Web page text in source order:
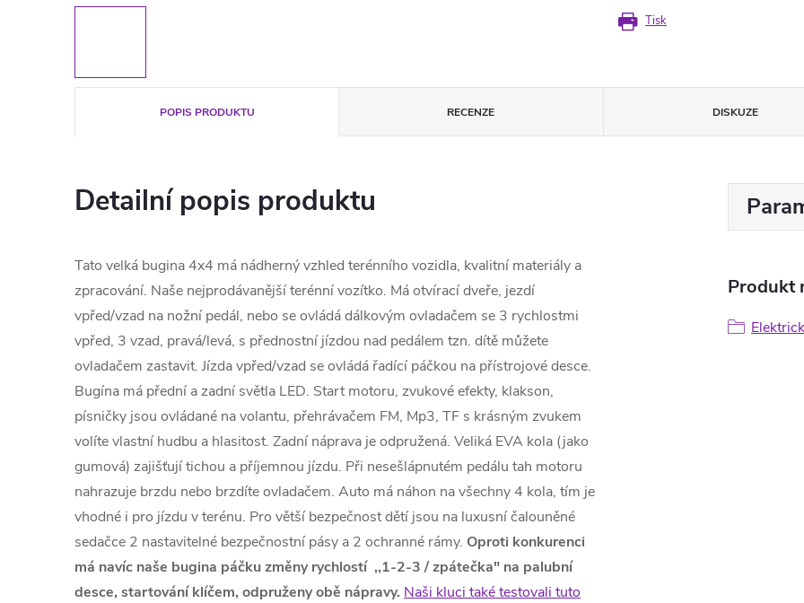
Tisk
POPIS PRODUKTU RECENZE DISKUZE
Detailní popis produktu
Tato velká bugina 4x4 má nádherný vzhled terénního vozidla, kvalitní materiály a
zpracování. Naše nejprodávanější terénní vozítko. Má otvírací dveře, jezdí
vpřed/vzad na nožní pedál, nebo se ovládá dálkovým ovladačem se 3 rychlostmi
vpřed, 3 vzad, pravá/levá, s přednostní jízdou nad pedálem tzn. dítě můžete
ovladačem zastavit. Jízda vpřed/vzad se ovládá řadící páčkou na přístrojové desce.
Bugína má přední a zadní světla LED. Start motoru, zvukové efekty, klakson,
písničky jsou ovládané na volantu, přehrávačem FM, Mp3, TF s krásným zvukem
volíte vlastní hudbu a hlasitost. Zadní náprava je odpružená. Veliká EVA kola (jako
gumová) zajišťují tichou a příjemnou jízdu. Při nesešlápnutém pedálu tah motoru
nahrazuje brzdu nebo brzdíte ovladačem. Auto má náhon na všechny 4 kola, tím je
vhodné i pro jízdu v terénu. Pro větší bezpečnost dětí jsou na luxusní čalouněné
sedačce 2 nastavitelné bezpečnostní pásy a 2 ochranné rámy. Oproti konkurenci
má navíc naše bugina páčku změny rychlostí ,,1-2-3 / zpátečka" na palubní
desce, startování klíčem, odpruženy obě nápravy. Naši kluci také testovali tuto
Produkt